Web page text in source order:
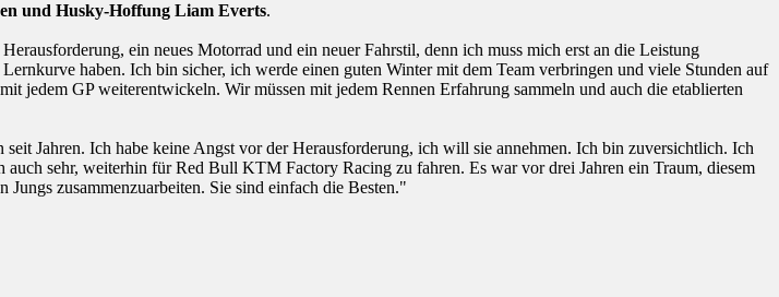
und Husky-Hoffung Liam Everts.
ein neues Motorrad und ein neuer Fahrstil, denn ich muss mich erst an die Leistung
haben. Ich bin sicher, ich werde einen guten Winter mit dem Team verbringen und viele Stunden auf
GP weiterentwickeln. Wir müssen mit jedem Rennen Erfahrung sammeln und auch die etablierten
Jahren. Ich habe keine Angst vor der Herausforderung, ich will sie annehmen. Ich bin zuversichtlich. Ich
sehr, weiterhin für Red Bull KTM Factory Racing zu fahren. Es war vor drei Jahren ein Traum, diesem
zusammenzuarbeiten. Sie sind einfach die Besten."